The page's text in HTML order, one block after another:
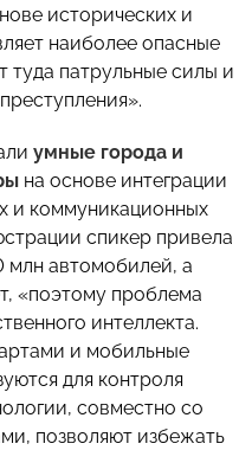
исторических и
наиболее опасные
туда патрульные силы и
умные города и
на основе интеграции
и коммуникационных
спикер привела
млн автомобилей, а
«поэтому проблема
интеллекта.
и мобильные
для контроля
совместно со
позволяют избежать